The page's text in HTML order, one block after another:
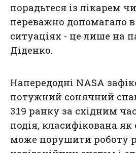
порадьтеся із лікарем
переважно допомагало
ситуаціях - це лише на
Діденко.
Напередодні NASA
потужний сонячний
3:19 ранку за східним
подія, класифікована
може порушити роботу